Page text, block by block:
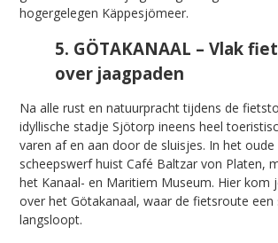
hogergelegen Käppesjömeer.
5. GÖTAKANAAL – Vlak
over jaagpaden
Na alle rust en natuurpracht tijdens de
idyllische stadje Sjötorp ineens heel
varen af en aan door de sluisjes. In het oude
scheepswerf huist Café Baltzar von Platen,
het Kanaal- en Maritiem Museum. Hier kom
over het Götakanaal, waar de fietsroute een
langsloopt.